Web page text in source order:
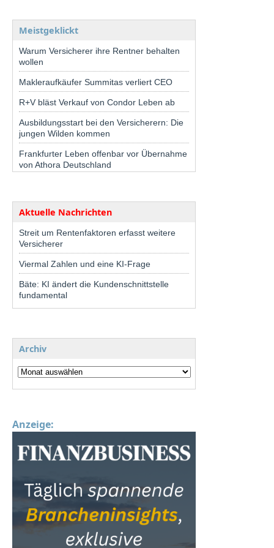
Meistgeklickt
Warum Versicherer ihre Rentner behalten
wollen
Makleraufkäufer Summitas verliert CEO
R+V bläst Verkauf von Condor Leben ab
Ausbildungsstart bei den Versicherern: Die
jungen Wilden kommen
Frankfurter Leben offenbar vor Übernahme
von Athora Deutschland
Aktuelle Nachrichten
Streit um Rentenfaktoren erfasst weitere
Versicherer
Viermal Zahlen und eine KI-Frage
Bäte: KI ändert die Kundenschnittstelle
fundamental
Archiv
Anzeige: